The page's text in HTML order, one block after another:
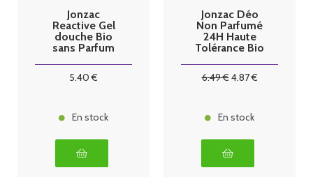
Jonzac
Reactive Gel
douche Bio
sans Parfum
5.40 €
En stock
Jonzac Déo
Non Parfumé
24H Haute
Tolérance Bio
6.49€4.87€
En stock